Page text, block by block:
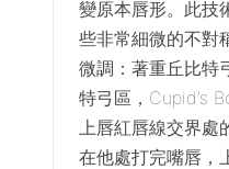
變原本唇形。此技
些非常細微的不對
微調：著重丘比特
特弓區，Cupid’s
上唇紅唇線交界處
在他處打完嘴唇，